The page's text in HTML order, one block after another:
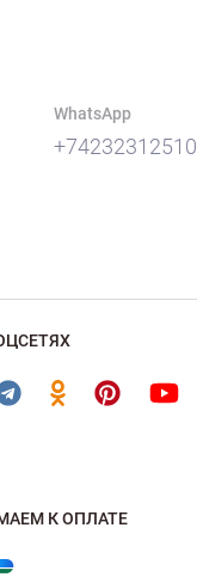
WhatsApp
+74232312510
К ОПЛАТЕ